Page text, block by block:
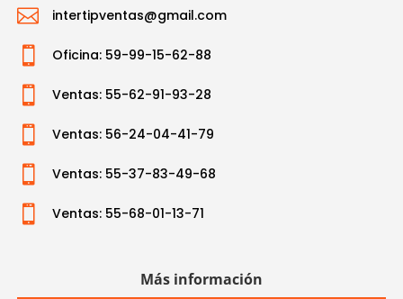
 intertipventas@gmail.com
 Oficina: 59-99-15-62-88
 Ventas: 55-62-91-93-28
 Ventas: 56-24-04-41-79
 Ventas: 55-37-83-49-68
 Ventas: 55-68-01-13-71
Más información